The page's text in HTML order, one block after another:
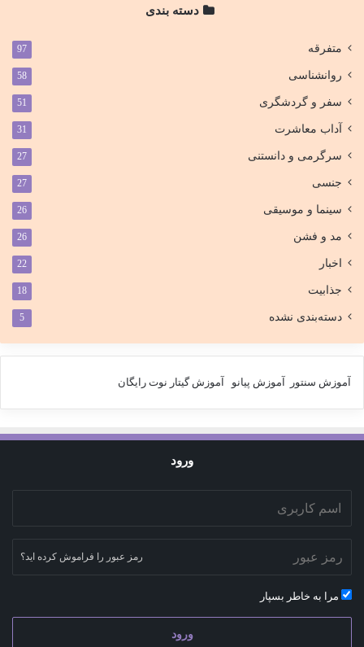
دسته بندی
متفرقه 97
روانشناسی 58
سفر و گردشگری 51
آداب معاشرت 31
سرگرمی و دانستنی 27
جنسی 27
سینما و موسیقی 26
مد و فشن 26
اخبار 22
جذابیت 18
دسته‌بندی نشده 5
آموزش سنتور آموزش پیانو آموزش گیتار نوت رایگان
ورود
رمز عبور را فراموش کرده اید؟
مرا به خاطر بسپار
ورود